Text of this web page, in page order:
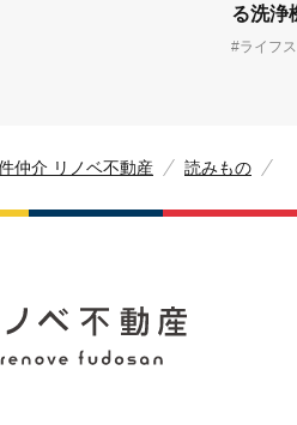
る洗浄
#ライフ
仲介 リノベ不動産 読みもの